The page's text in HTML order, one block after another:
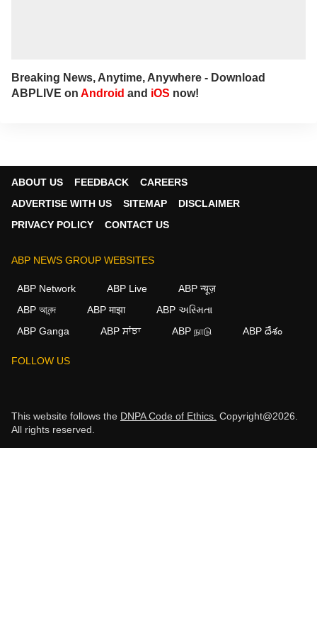
Breaking News, Anytime, Anywhere - Download
ABPLIVE on Android and iOS now!
ABOUT US FEEDBACK
CAREERS
ADVERTISE WITH US
SITEMAP
DISCLAIMER
PRIVACY POLICY
CONTACT US
ABP NEWS GROUP WEBSITES
ABP Network ABP Live
ABP न्यूज़
ABP আনন্দ
ABP माझा
ABP અસ્મિતા
ABP Ganga
ABP ਸਾਂਝਾ ABP நாடு ABP దేశం
FOLLOW US
This website follows the DNPA Code of Ethics. Copyright@2026.
All rights reserved.